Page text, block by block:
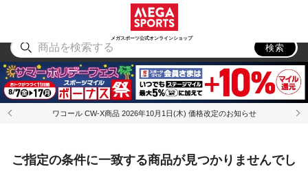
メガスポーツ公式オンラインショップ
アウトドア
検索
ワコール CW-X商品 2026年10月1日(木) 価格改定のお知らせ
ご指定の条件に一致する商品が見つかりませんでし